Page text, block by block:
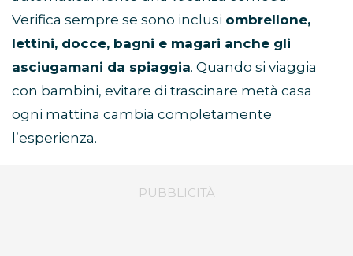
Verifica sempre se sono inclusi ombrellone,
lettini, docce, bagni e magari anche gli
asciugamani da spiaggia. Quando si viaggia
con bambini, evitare di trascinare metà casa
ogni mattina cambia completamente
’esperienza.